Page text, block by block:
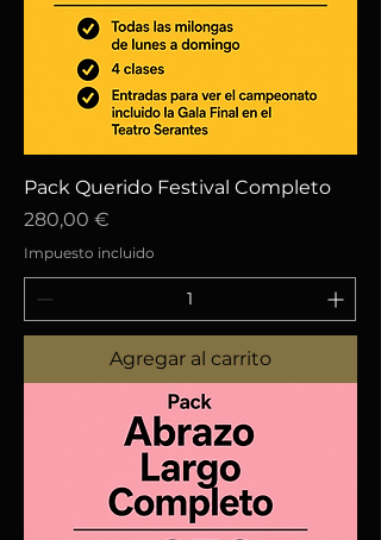
Pack Querido Festival Completo
Precio
280,00 €
Impuesto incluido
Agregar al carrito